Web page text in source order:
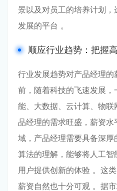
景以及对员工的培养计划
发展的平台 。
顺应行业趋势：把握
行业发展趋势对产品经理的
前，随着科技的飞速发展
能、大数据、云计算、物
品经理的需求旺盛，薪资
域，产品经理需要具备深
算法的理解，能够将人工
用户提供创新的体验 。这
薪资自然也十分可观 。据